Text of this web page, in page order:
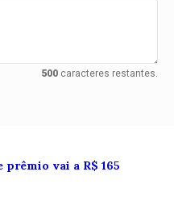
500caracteres restantes.